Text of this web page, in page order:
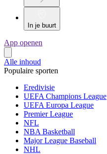
In je buurt
App openen
Alle inhoud
Populaire sporten
Eredivisie
UEFA Champions League
UEFA Europa League
Premier League
NFL
NBA Basketball
Major League Baseball
NHL